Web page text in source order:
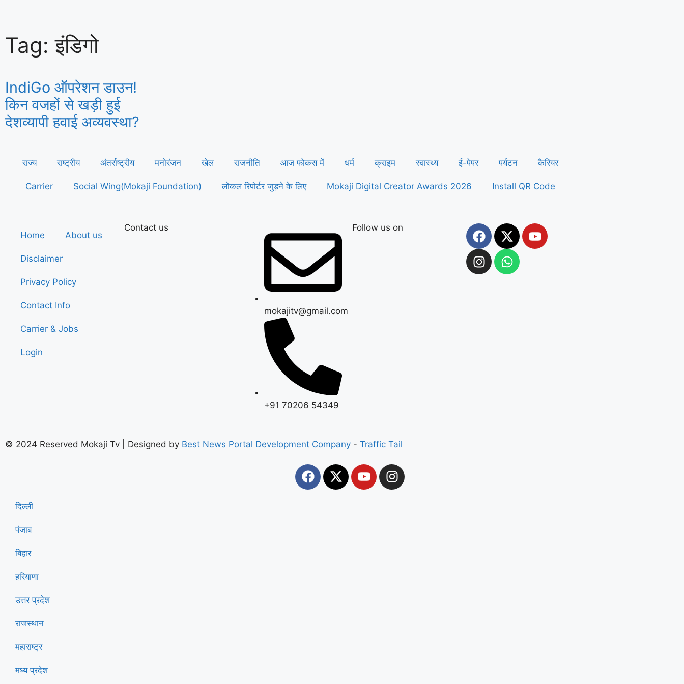
Tag: इंडिगो
IndiGo ऑपरेशन डाउन!
किन वजहों से खड़ी हुई
देशव्यापी हवाई अव्यवस्था?
राज्य राष्ट्रीय अंतर्राष्ट्रीय मनोरंजन खेल राजनीति आज फोकस में धर्म क्राइम स्वास्थ्य ई-पेपर पर्यटन कैरियर
Carrier Social Wing(Mokaji Foundation) लोकल रिपोर्टर जुड़ने के लिए Mokaji Digital Creator Awards 2026 Install QR Code
Home About us
Disclaimer
Privacy Policy
Contact Info
Carrier & Jobs
Login
Contact us
mokajitv@gmail.com
+91 70206 54349
Follow us on
© 2024 Reserved Mokaji Tv | Designed by Best News Portal Development Company - Traffic Tail
दिल्ली
पंजाब
बिहार
हरियाणा
उत्तर प्रदेश
राजस्थान
महाराष्ट्र
मध्य प्रदेश